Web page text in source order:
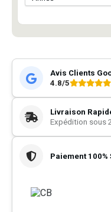
Avis Clients
4.8/5
Livraison
Expédition sous
Paiement